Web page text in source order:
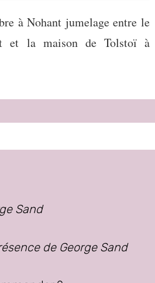
à Nohant jumelage entre le
et la maison de Tolstoï à
Sand
de George Sand